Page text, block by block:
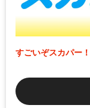
すごいぞスカパー！